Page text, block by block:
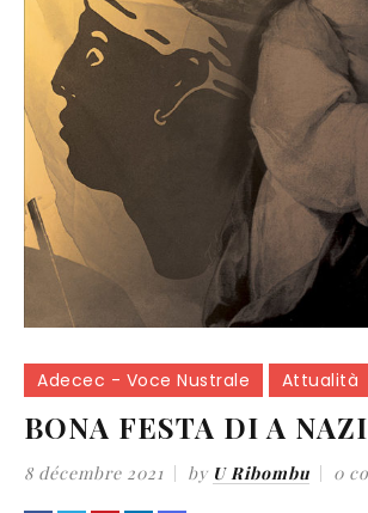
Adecec - Voce Nustrale Attualità
BONA FESTA DI A
8 décembre 2021 by U Ribombu 0